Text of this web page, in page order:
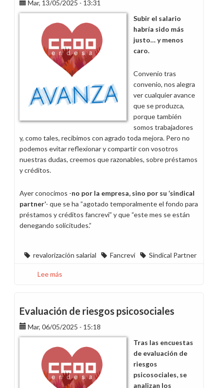
cuestión
de
pelotas!
Mar, 13/05/2025 - 13:31
Subir el salario
habría sido más
justo… y menos
caro.
Convenio tras
convenio, nos alegra
ver cualquier avance
que se produzca,
porque también
somos trabajadores
y, como tales, recibimos con agrado toda mejora. Pero no
podemos evitar reflexionar y compartir con vosotros
nuestras dudas, creemos que razonables, sobre préstamos
y créditos.
Ayer conocimos -no por la empresa, sino por su ‘sindical
partner’- que se ha “agotado temporalmente el fondo para
préstamos y créditos fancrevi” y que “este mes se están
denegando solicitudes.”
revalorización salarial Fancrevi Sindical Partner
Lee más
más
endeudamiento…
¡Gracias
por
tanto!
Evaluación de riesgos psicosociales
Mar, 06/05/2025 - 15:18
Tras las encuestas
de evaluación de
riesgos
psicosociales, se
analizan los